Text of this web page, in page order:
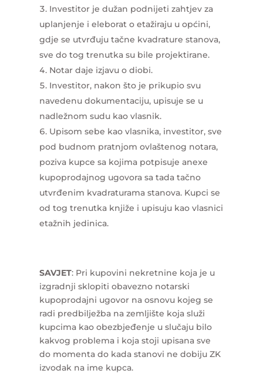
Investitor je dužan podnijeti zahtjev za
uplanjenje i eleborat o etažiraju u općini,
gdje se utvrđuju tačne kvadrature stanova,
sve do tog trenutka su bile projektirane.
Notar daje izjavu o diobi.
Investitor, nakon što je prikupio svu
navedenu dokumentaciju, upisuje se u
nadležnom sudu kao vlasnik.
Upisom sebe kao vlasnika, investitor, sve
pod budnom pratnjom ovlaštenog notara,
poziva kupce sa kojima potpisuje anexe
kupoprodajnog ugovora sa tada tačno
utvrđenim kvadraturama stanova. Kupci se
od tog trenutka knjiže i upisuju kao vlasnici
etažnih jedinica.
SAVJET: Pri kupovini nekretnine koja je u
izgradnji sklopiti obavezno notarski
kupoprodajni ugovor na osnovu kojeg se
radi predbilježba na zemljište koja služi
kupcima kao obezbjeđenje u slučaju bilo
kakvog problema i koja stoji upisana sve
do momenta do kada stanovi ne dobiju ZK
izvodak na ime kupca.